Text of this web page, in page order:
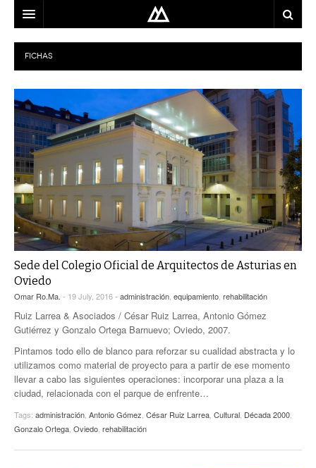
ARQUITECTO
LOCALIZACIÓN
USO
BLOG
CONTACTO
FICHAS
Sede del Colegio Oficial de Arquitectos de Asturias en
Oviedo
Omar Ro.Ma. - 19 July, 2016 - administración equipamiento rehabilitación
Ruiz Larrea & Asociados / César Ruiz Larrea, Antonio Gómez
Gutiérrez y Gonzalo Ortega Barnuevo; Oviedo, 2007.
Pintamos todo ello de blanco para reforzar su cualidad abstracta y lo
utilizamos como material de proyecto para a partir de ese momento
llevar a cabo las siguientes operaciones: incorporar una plaza a la
ciudad, relacionada con el parque de enfrente…
Tags: administración Antonio Gómez César Ruiz Larrea Cultural Década 2000
Gonzalo Ortega Oviedo rehabilitación